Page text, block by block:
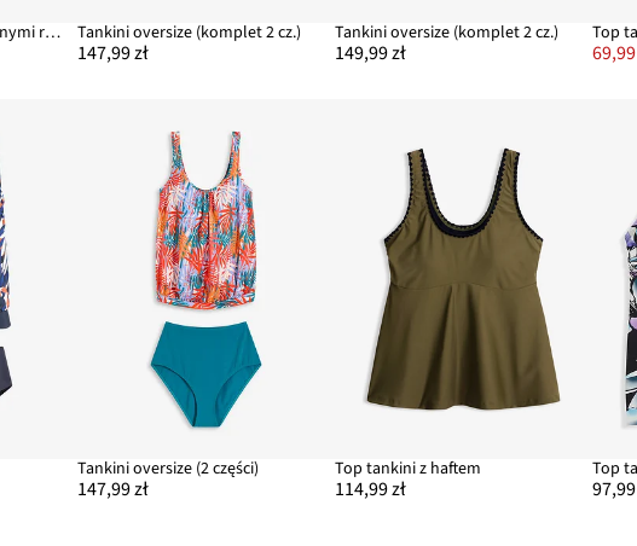
Tankini oversize z odpinanymi ramiączkami (komplet 2-cz.) Tankini oversize (komplet 2 cz.)
147,99 zł
Tankini oversize (komplet 2 cz.)
149,99 zł
Tankini oversize (2 części)
147,99 zł
Top tankini z haftem
114,99 zł